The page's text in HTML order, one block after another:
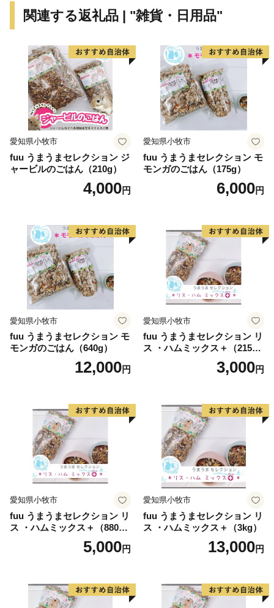
関連する返礼品 | "雑貨・日用品"
愛知県小牧市
fuu うまうまセレクション ジ
ャービルのごはん（210g）
4,000円
愛知県小牧市
fuu うまうまセレクション モ
モンガのごはん（175g）
6,000円
愛知県小牧市
fuu うまうまセレクション モ
モンガのごはん（640g）
12,000円
愛知県小牧市
fuu うまうまセレクション リ
ス ・ハムミックス＋（215
3,000円
愛知県小牧市
fuu うまうまセレクション リ
ス ・ハムミックス＋（880
5,000円
愛知県小牧市
fuu うまうまセレクション リ
ス ・ハムミックス＋（3kg）
13,000円